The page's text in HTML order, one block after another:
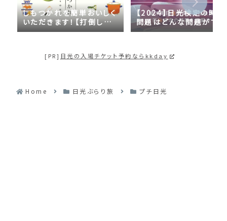
しもつかれを簡単おいしく
いただきます！【打倒しも
つかれｓｅａｓｏｎ２】
【2024】日光検定の時事
問題はどんな問題がでる
の？2023年の時事問題
[PR] 日光の入場チケット予約ならkkday
Home 日光ぶらり旅 プチ日光